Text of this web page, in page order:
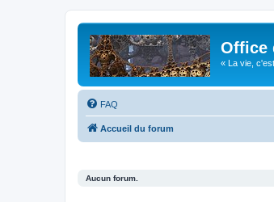
Office
« La vie,
FAQ
Accueil du forum
Aucun forum.